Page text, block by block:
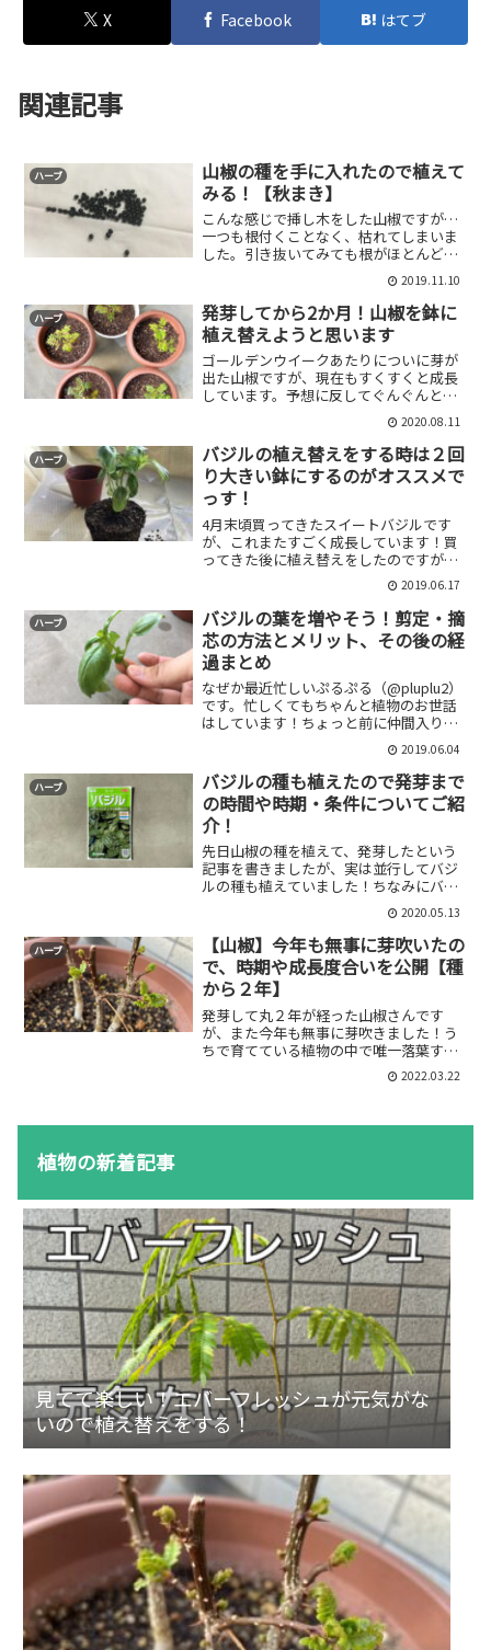
X Facebook はてブ
関連記事
ハーブ
山椒の種を手に入れたので植えて
みる！【秋まき】
こんな感じで挿し木をした山椒ですが…
一つも根付くことなく、枯れてしまいま
した。引き抜いてみても根がほとんど出
ていなかったため、なかなか難しそうで
した。ただ1本だけものすごくほそーい根
が出ていたものがありましたが、うまく
育たなかったのはおそら...
2019.11.10
ハーブ
発芽してから2か月！山椒を鉢に
植え替えようと思います
ゴールデンウイークあたりについに芽が
出た山椒ですが、現在もすくすくと成長
しています。予想に反してぐんぐんと芽
が出てきた山椒ですが、気が付けば一つ
のポットに2,3株成長しています。これに
関しては間引きをしておけばよかったと
若干反省しております...
2020.08.11
ハーブ
バジルの植え替えをする時は２回
り大きい鉢にするのがオススメで
っす！
4月末頃買ってきたスイートバジルです
が、これまたすごく成長しています！買
ってきた後に植え替えをしたのですが、
約一か月のうちにいつの間にか根っこも
グングン成長していました。根っこがグ
ングン成長しすぎて寝詰まり気味だった
ので、買ってきてから2回...
2019.06.17
ハーブ
バジルの葉を増やそう！剪定・摘
芯の方法とメリット、その後の経
過まとめ
なぜか最近忙しいぷるぷる（@pluplu2）
です。忙しくてもちゃんと植物のお世話
はしています！ちょっと前に仲間入りし
たバジルですが、結構急激に成長してい
るので、摘芯してみました。その後もち
ゃんと育っているので、今回はバジルの
摘芯の方法とその...
2019.06.04
ハーブ
バジルの種も植えたので発芽まで
の時間や時期・条件についてご紹
介！
先日山椒の種を植えて、発芽したという
記事を書きましたが、実は並行してバジ
ルの種も植えていました！ちなみにバジ
ルの種は昨年育てていたバジルから採取
したものではなく市販されているもので
す。ちなみにこのバジルは結局花が咲か
ず種も取ることができませ...
2020.05.13
ハーブ
【山椒】今年も無事に芽吹いたの
で、時期や成長度合いを公開【種
から２年】
発芽して丸２年が経った山椒さんです
が、また今年も無事に芽吹きました！う
ちで育てている植物の中で唯一落葉する
植物でもあるので、毎年「枯れたんじゃ
ないか」と心配になるのですが、この時
2022.03.22
植物の新着記事
見てて楽しい！エバーフレッシュが元気がな
いので植え替えをする！